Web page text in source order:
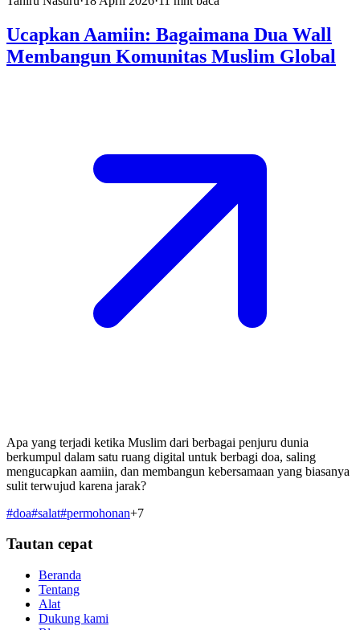
Ucapkan Aamiin: Bagaimana Dua Wall
Membangun Komunitas Muslim Global
Apa yang terjadi ketika Muslim dari berbagai penjuru dunia
berkumpul dalam satu ruang digital untuk berbagi doa, saling
mengucapkan aamiin, dan membangun kebersamaan yang biasanya
sulit terwujud karena jarak?
#doa#salat#permohonan+7
Tautan cepat
Beranda
Tentang
Alat
Dukung kami